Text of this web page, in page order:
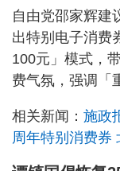
自由党邵家辉建
出特别电子消费
100元」模式，
费气氛，强调「
相关新闻： 施政
周年特别消费券